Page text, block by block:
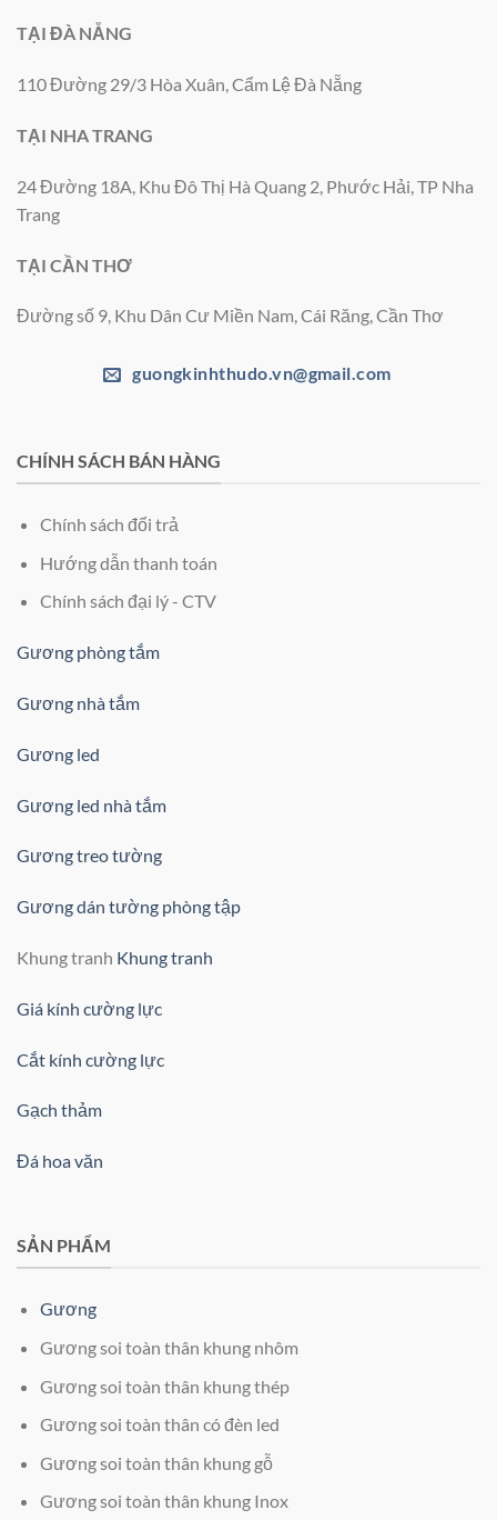
TẠI ĐÀ NẴNG
110 Đường 29/3 Hòa Xuân, Cẩm Lệ Đà Nẵng
TẠI NHA TRANG
24 Đường 18A, Khu Đô Thị Hà Quang 2, Phước Hải, TP Nha
Trang
TẠI CẦN THƠ
Đường số 9, Khu Dân Cư Miền Nam, Cái Răng, Cần Thơ
guongkinhthudo.vn@gmail.com
CHÍNH SÁCH BÁN HÀNG
Chính sách đổi trả
Hướng dẫn thanh toán
Chính sách đại lý - CTV
Gương phòng tắm
Gương nhà tắm
Gương led
Gương led nhà tắm
Gương treo tường
Gương dán tường phòng tập
Khung tranh Khung tranh
Giá kính cường lực
Cắt kính cường lực
Gạch thảm
Đá hoa văn
SẢN PHẨM
Gương
Gương soi toàn thân khung nhôm
Gương soi toàn thân khung thép
Gương soi toàn thân có đèn led
Gương soi toàn thân khung gỗ
Gương soi toàn thân khung Inox